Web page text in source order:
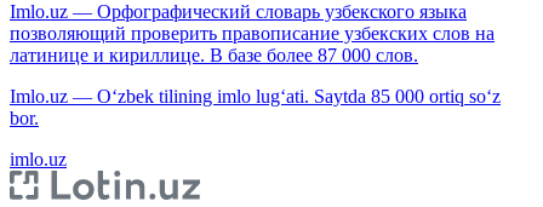
Imlo.uz — Орфографический словарь узбекского языка
позволяющий проверить правописание узбекских слов на
латинице и кириллице. В базе более 87 000 слов.
Imlo.uz — O‘zbek tilining imlo lug‘ati. Saytda 85 000 ortiq so‘z
bor.
imlo.uz